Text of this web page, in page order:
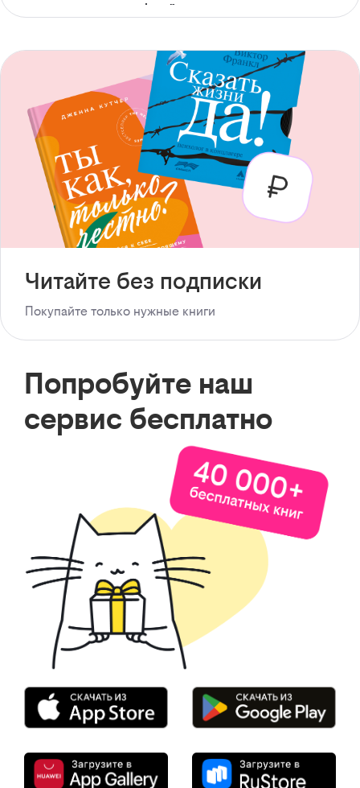
с доступом офлайн
Читайте без подписки
Покупайте только нужные книги
Попробуйте наш
сервис бесплатно